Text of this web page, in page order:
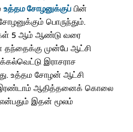
உத்தம சோழனுக்குப்பின்
பொருந்தும்.
5 ஆம் ஆண்டு வரை
தந்தைக்கு முன்பே ஆட்சி
இராசராச
உத்தம சோழன் ஆட்சி
இரண்டாம் ஆதித்தனைக் கொலை
இதன் மூலம்